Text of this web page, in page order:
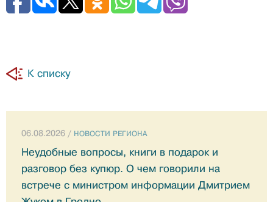
К списку
06.08.2026 / НОВОСТИ РЕГИОНА
Неудобные вопросы, книги в подарок и
разговор без купюр. О чем говорили на
встрече с министром информации Дмитрием